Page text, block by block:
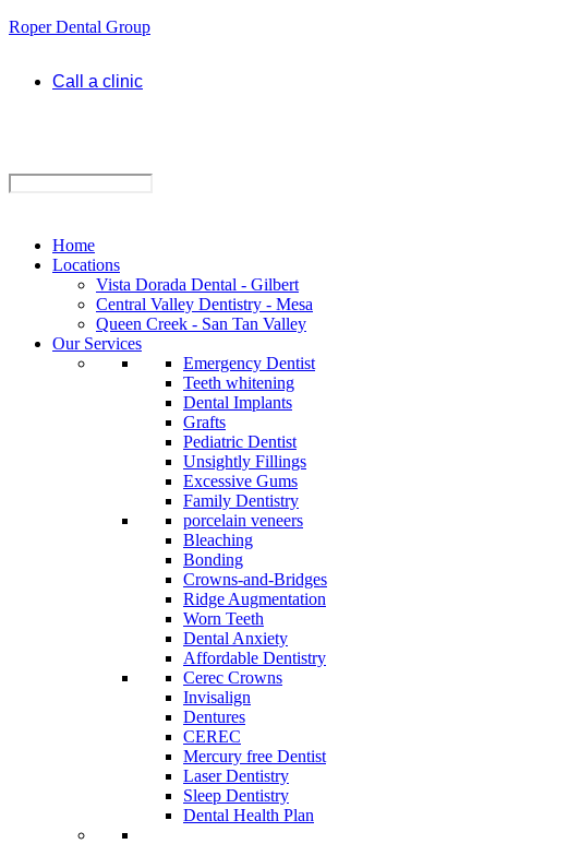
Roper Dental Group
Call a clinic
Home
Locations
Vista Dorada Dental - Gilbert
Central Valley Dentistry - Mesa
Queen Creek - San Tan Valley
Our Services
Emergency Dentist
Teeth whitening
Dental Implants
Grafts
Pediatric Dentist
Unsightly Fillings
Excessive Gums
Family Dentistry
porcelain veneers
Bleaching
Bonding
Crowns-and-Bridges
Ridge Augmentation
Worn Teeth
Dental Anxiety
Affordable Dentistry
Cerec Crowns
Invisalign
Dentures
CEREC
Mercury free Dentist
Laser Dentistry
Sleep Dentistry
Dental Health Plan